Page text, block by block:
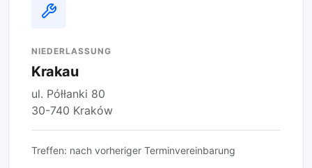
NIEDERLASSUNG
Krakau
ul. Półłanki 80
30-740 Kraków
Treffen: nach vorheriger Terminvereinbarung